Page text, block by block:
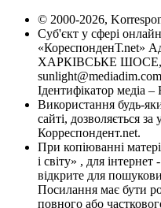
© 2000-2026,
Суб'єкт у сфері
«КореспонденТ.net»
ХАРКІВСЬКЕ ШОСЕ,
Ідентифікатор медіа
Використання будь-
сайті, дозволяється
Корреспондент.net.
При копіюванні
і світу» , для
відкрите для
Посилання має бути
повного або